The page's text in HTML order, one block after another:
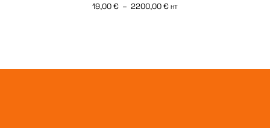
19,00€ – 2200,00€ HT